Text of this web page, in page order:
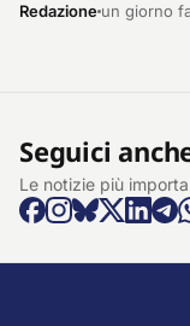
Redazione un giorno
Seguici
Le notizie più